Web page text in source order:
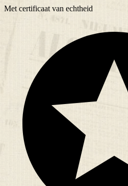
Met certificaat van echtheid